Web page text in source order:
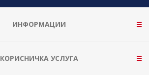
ИНФОРМАЦИИ
КОРИСНИЧКА УСЛУГА